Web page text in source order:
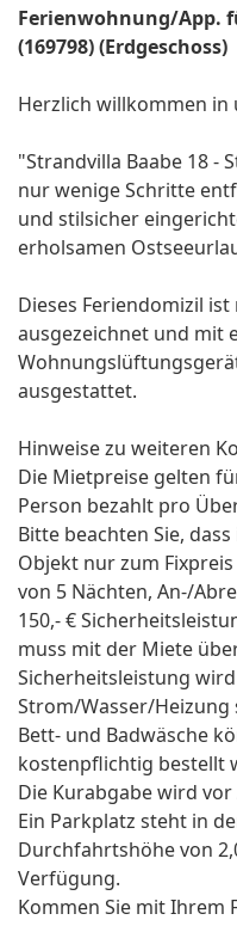
Ferienwohnung/App.
(169798) (Erdgeschoss)
Herzlich willkommen
"Strandvilla Baabe 18 -
nur wenige Schritte
und stilsicher
erholsamen
Dieses Feriendomizil ist
ausgezeichnet und mit
ausgestattet.
Hinweise zu weiteren
Die Mietpreise gelten
Person bezahlt pro
Bitte beachten Sie,
Objekt nur zum
von 5 Nächten, An-/
150,- €
muss mit der Miete
Sicherheitsleistung
Strom/Wasser/Heizung
Bett- und Badwäsche
kostenpflichtig bestellt
Die Kurabgabe wird
Ein Parkplatz steht in
Durchfahrtshöhe von
Verfügung.
Kommen Sie mit Ihrem